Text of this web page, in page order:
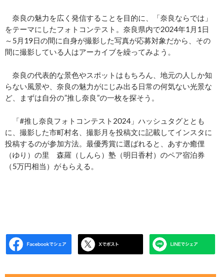
奈良の魅力を広く発信することを目的に、「奈良ならでは」
をテーマにしたフォトコンテスト。奈良県内で2024年1月1日
～5月19日の間に自身が撮影した写真が応募対象だから、その
間に撮影している人はアーカイブを繰ってみよう。
奈良の代表的な景色やスポットはもちろん、地元の人しか知
らない風景や、奈良の魅力がにじみ出る日常の何気ない光景な
ど、まずは自分の”推し奈良”の一枚を探そう。
「#推し奈良フォトコンテスト2024」ハッシュタグととも
に、撮影した市町村名、撮影月を投稿文に記載してインスタに
投稿するのが参加方法。最優秀賞に選ばれると、あすか癒俚
（ゆり）の里 森羅（しんら）塾（明日香村）のペア宿泊券
（5万円相当）がもらえる。